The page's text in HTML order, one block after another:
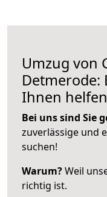
Umzug von
Detmerode:
Ihnen
Bei uns sind Sie
zuverlässige und
suchen!
Warum?Weil
richtig ist.